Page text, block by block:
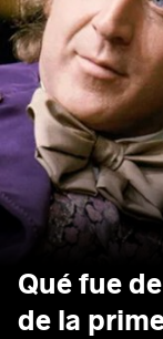
Qué fue
de la